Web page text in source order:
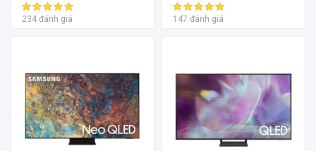
234 đánh giá 147 đánh giá